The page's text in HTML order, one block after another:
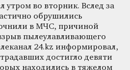
во вторник. Вслед за
обрушились
в МЧС, причиной
пылеулавливающего
24.kz информировал,
достигло девяти
находились в тяжелом